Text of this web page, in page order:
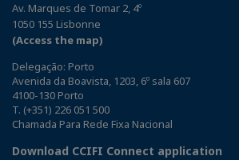
Av. Marques de Tomar 2, 4º
1050 155 Lisbonne
(Access the map)
Delegação: Porto
Avenida da Boavista, 1203, 6º sala 607
4100-130 Porto
T. (+351) 226 051 500
Chamada Para Rede Fixa Nacional
Download CCIFI Connect application